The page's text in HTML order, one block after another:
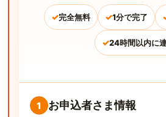
✓完全無料 ✓1分で完了
✓24時間以内に
1 お申込者さま情報